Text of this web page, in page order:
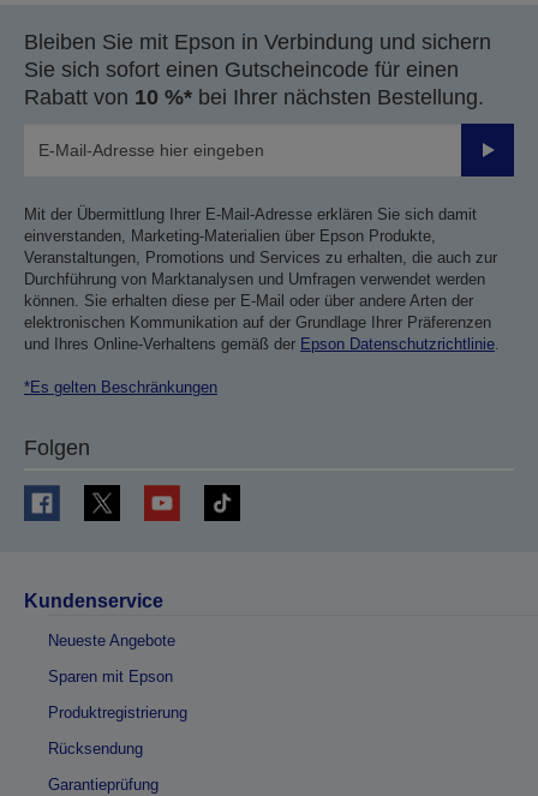
Bleiben Sie mit Epson in Verbindung und sichern
Sie sich sofort einen Gutscheincode für einen
Rabatt von 10 %* bei Ihrer nächsten Bestellung.
Mit der Übermittlung Ihrer E-Mail-Adresse erklären Sie sich damit
einverstanden, Marketing-Materialien über Epson Produkte,
Veranstaltungen, Promotions und Services zu erhalten, die auch zur
Durchführung von Marktanalysen und Umfragen verwendet werden
können. Sie erhalten diese per E-Mail oder über andere Arten der
elektronischen Kommunikation auf der Grundlage Ihrer Präferenzen
und Ihres Online-Verhaltens gemäß der Epson Datenschutzrichtlinie.
*Es gelten Beschränkungen
Folgen
Kundenservice
Neueste Angebote
Sparen mit Epson
Produktregistrierung
Rücksendung
Garantieprüfung